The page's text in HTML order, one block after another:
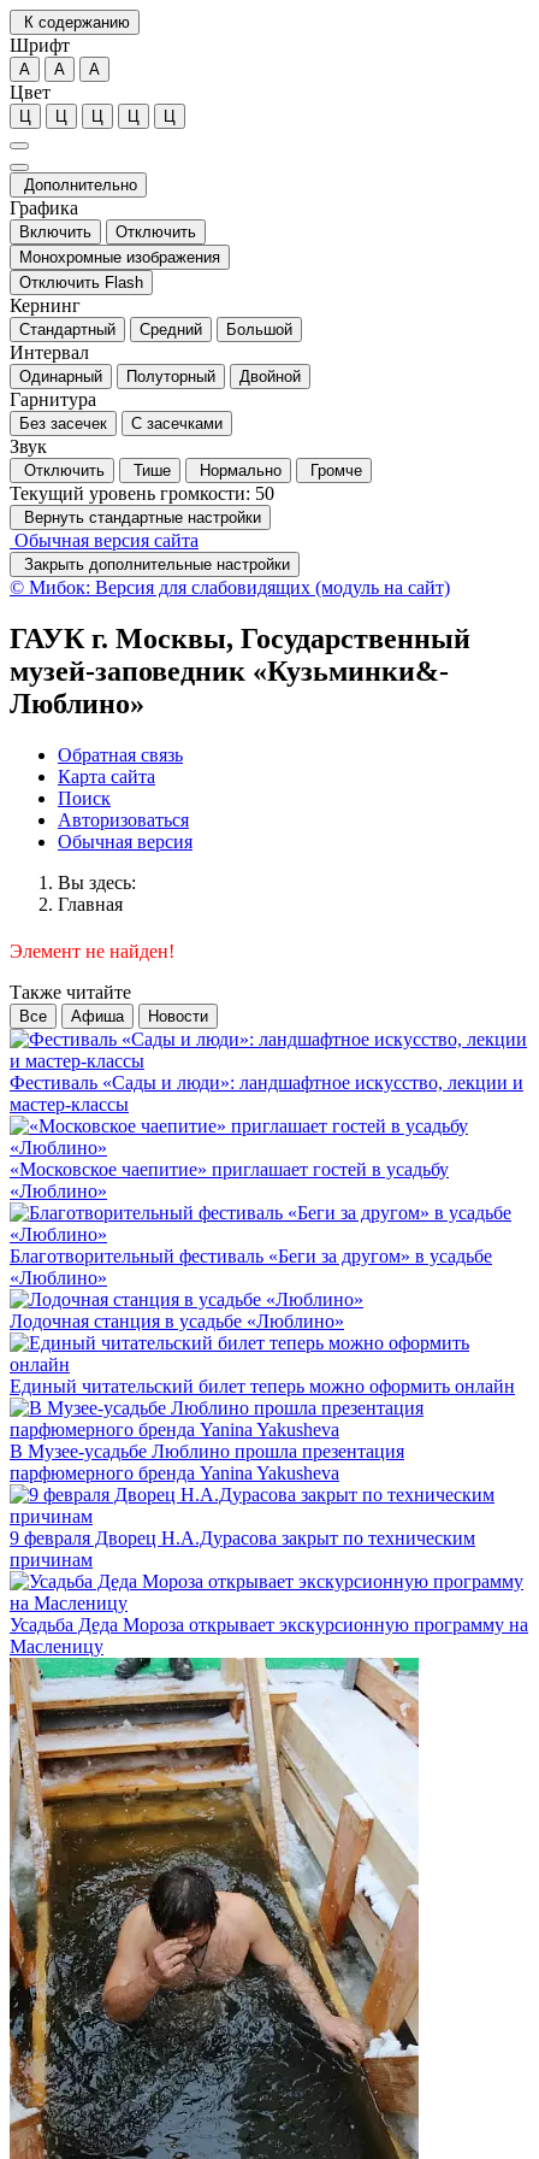
К содержанию
Шрифт
А А А
Цвет
Ц Ц Ц Ц Ц
Дополнительно
Графика
Включить
Отключить
Монохромные изображения
Отключить Flash
Кернинг
Стандартный Средний Большой
Интервал
Одинарный Полуторный Двойной
Гарнитура
Без засечек С засечками
Звук
Отключить Тише Нормально Громче
Текущий уровень громкости: 50
Вернуть стандартные настройки
Обычная версия сайта
Закрыть дополнительные настройки
© Мибок: Версия для слабовидящих (модуль на сайт)
ГАУК г. Москвы, Государственный
музей-заповедник «Кузьминки&-
Люблино»
Обратная связь
Карта сайта
Поиск
Авторизоваться
Обычная версия
Вы здесь:
Главная
Элемент не найден!
Также читайте
Все Афиша Новости
Фестиваль «Сады и люди»: ландшафтное искусство, лекции и
мастер-классы
«Московское чаепитие» приглашает гостей в усадьбу
«Люблино»
Благотворительный фестиваль «Беги за другом» в усадьбе
«Люблино»
Лодочная станция в усадьбе «Люблино»
Единый читательский билет теперь можно оформить онлайн
В Музее-усадьбе Люблино прошла презентация
парфюмерного бренда Yanina Yakusheva
9 февраля Дворец Н.А.Дурасова закрыт по техническим
причинам
Усадьба Деда Мороза открывает экскурсионную программу на
Масленицу